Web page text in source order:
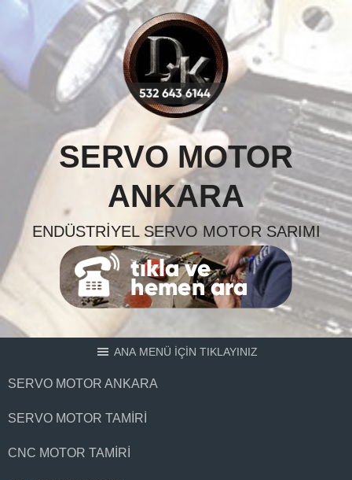
Skip
content
SERVO MOTOR
ANKARA
ENDÜSTRIYEL SERVO MOTOR SARIMI
ANA MENÜ İÇİN TIKLAYINIZ
SERVO MOTOR ANKARA
SERVO MOTOR TAMIRI
CNC MOTOR TAMIRI